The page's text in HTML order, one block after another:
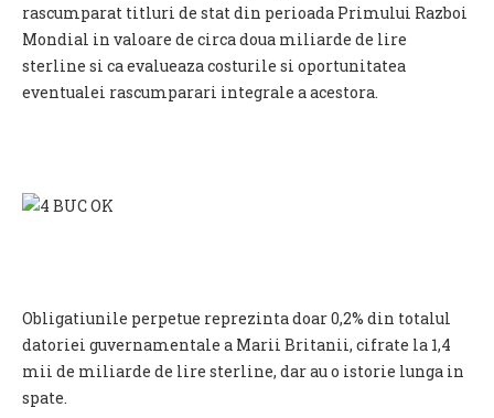
rascumparat titluri de stat din perioada Primului Razboi
Mondial in valoare de circa doua miliarde de lire
sterline si ca evalueaza costurile si oportunitatea
eventualei rascumparari integrale a acestora.
Obligatiunile perpetue reprezinta doar 0,2% din totalul
datoriei guvernamentale a Marii Britanii, cifrate la 1,4
mii de miliarde de lire sterline, dar au o istorie lunga in
spate.